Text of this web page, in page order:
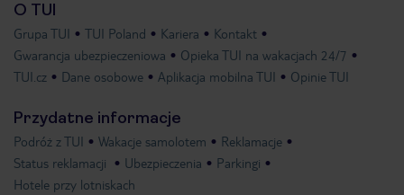
O TUI
Grupa TUI TUI Poland Kariera
Kontakt
Gwarancja ubezpieczeniowa
Opieka TUI na wakacjach 24/7
TUI.cz
Dane osobowe Aplikacja mobilna TUI Opinie TUI
Przydatne informacje
Podróż z TUI Wakacje samolotem
Reklamacje
Status reklamacji
Ubezpieczenia
Parkingi
Hotele przy lotniskach